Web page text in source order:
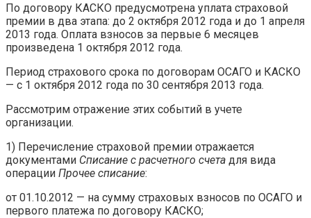
По договору КАСКО предусмотрена уплата страховой
премии в два этапа: до 2 октября 2012 года и до 1 апреля
2013 года. Оплата взносов за первые 6 месяцев
произведена 1 октября 2012 года.
Период страхового срока по договорам ОСАГО и КАСКО
— с 1 октября 2012 года по 30 сентября 2013 года.
Рассмотрим отражение этих событий в учете
организации.
1) Перечисление страховой премии отражается
документами Списание с расчетного счета для вида
операции Прочее списание:
от 01.10.2012 — на сумму страховых взносов по ОСАГО и
первого платежа по договору КАСКО;